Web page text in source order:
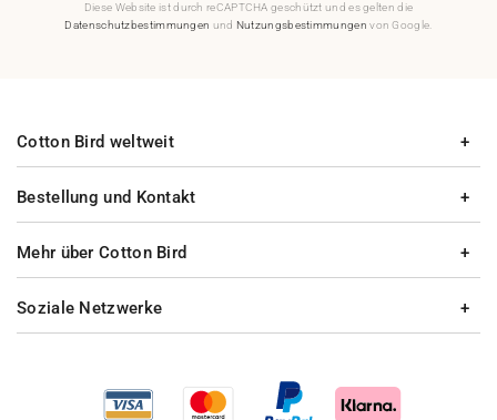
Diese Website ist durch reCAPTCHA geschützt und es gelten die
Datenschutzbestimmungen und Nutzungsbestimmungen von Google.
Bestellung und Kontakt
Mehr über Cotton Bird
Cotton Bird weltweit
Soziale Netzwerke